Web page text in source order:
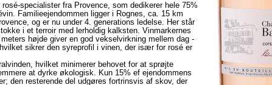
rosé-specialister fra Provence, som dedikerer hele 75%
Familieejendommen ligger i Rognes, ca. 15 km
og er nu under 4. generations ledelse. Her står
i et terroir med lerholdig kalksten. Vinmarkernes
meters højde giver en god vekselvirkning mellem dag -
sikrer den syreprofil i vinen, der især for rosé er
hvilket minimerer behovet for at sprøjte
at dyrke økologisk. Kun 15% ef ejendommens
den resterende del udgøres fortrinsvis af skov, der